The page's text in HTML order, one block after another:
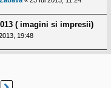
( imagini si impresii)
19:48